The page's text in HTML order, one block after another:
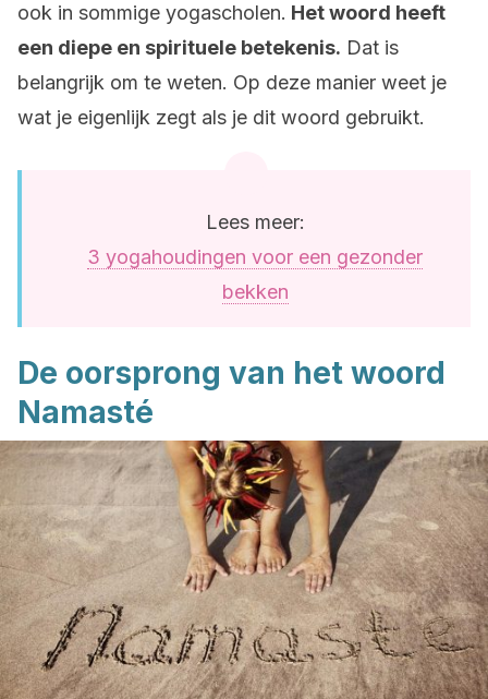
ook in sommige yogascholen. Het woord heeft
een diepe en spirituele betekenis. Dat is
belangrijk om te weten. Op deze manier weet je
wat je eigenlijk zegt als je dit woord gebruikt.
Lees meer:
3 yogahoudingen voor een gezonder
bekken
De oorsprong van het woord
Namasté